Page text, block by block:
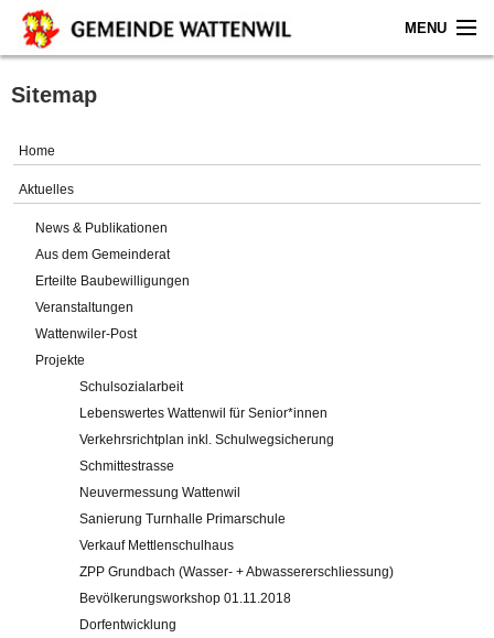
MENU
Home
Gemeinde
Verwaltung
Online-Service
Impressum
Sitemap
Home
Aktuelles
News & Publikationen
Aus dem Gemeinderat
Erteilte Baubewilligungen
Veranstaltungen
Wattenwiler-Post
Projekte
Schulsozialarbeit
Lebenswertes Wattenwil für Senior*innen
Verkehrsrichtplan inkl. Schulwegsicherung
Schmittestrasse
Neuvermessung Wattenwil
Sanierung Turnhalle Primarschule
Verkauf Mettlenschulhaus
ZPP Grundbach (Wasser- + Abwassererschliessung)
Bevölkerungsworkshop 01.11.2018
Dorfentwicklung